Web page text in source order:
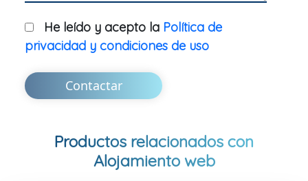
He leído y acepto la Política de
privacidad y condiciones de uso
Contactar
Productos relacionados con
Alojamiento web